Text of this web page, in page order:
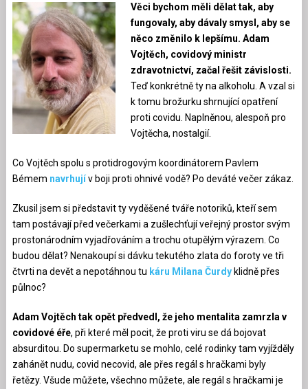
Věci bychom měli dělat tak, aby
fungovaly, aby dávaly smysl, aby se
něco změnilo k lepšímu. Adam
Vojtěch, covidový ministr
zdravotnictví, začal řešit závislosti.
Teď konkrétně ty na alkoholu. A vzal si
k tomu brožurku shrnující opatření
proti covidu. Naplněnou, alespoň pro
Vojtěcha, nostalgií.
Co Vojtěch spolu s protidrogovým koordinátorem Pavlem
Bémem navrhujív boji proti ohnivé vodě? Po deváté večer zákaz.
Zkusil jsem si představit ty vyděšené tváře notoriků, kteří sem
tam postávají před večerkami a zušlechťují veřejný prostor svým
prostonárodním vyjadřováním a trochu otupělým výrazem. Co
budou dělat? Nenakoupí si dávku tekutého zlata do foroty ve tři
čtvrti na devět a nepotáhnou tu káru Milana Čurdyklidně přes
půlnoc?
Adam Vojtěch tak opět předvedl, že jeho mentalita zamrzla v
covidové éře, při které měl pocit, že proti viru se dá bojovat
absurditou. Do supermarketu se mohlo, celé rodinky tam vyjížděly
zahánět nudu, covid necovid, ale přes regál s hračkami byly
řetězy. Všude můžete, všechno můžete, ale regál s hračkami je